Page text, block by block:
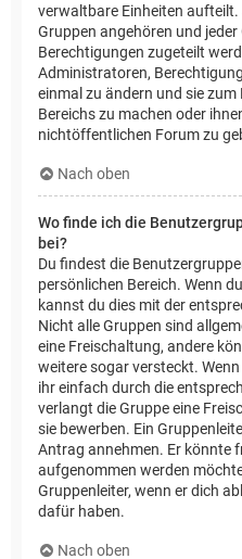
verwaltbare Einheiten
Gruppen angehören und jeder
Berechtigungen zugeteilt
Administratoren,
einmal zu ändern und sie
Bereichs zu machen oder
nichtöffentlichen Forum zu
Nach oben
Wo finde ich die
bei?
Du findest die
persönlichen Bereich. Wenn
kannst du dies mit der
Nicht alle Gruppen sind
eine Freischaltung, andere
weitere sogar versteckt.
ihr einfach durch die
verlangt die Gruppe eine
sie bewerben. Ein
Antrag annehmen. Er könnte
aufgenommen werden
Gruppenleiter, wenn er dich
dafür haben.
Nach oben